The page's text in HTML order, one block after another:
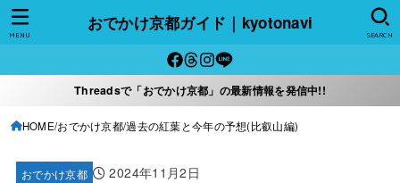
おでかけ京都ガイド｜kyotonavi
SEARCH
MENU
Threadsで「おでかけ京都」の最新情報を発信中!!
HOME おでかけ京都 過去の紅葉と今年の予想(比叡山編)
おでかけ京都 2024年11月2日